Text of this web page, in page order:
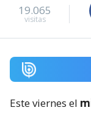
19.065
visitas
Este viernes el